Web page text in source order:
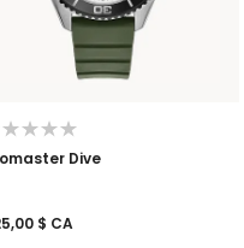
Dive
$ CA